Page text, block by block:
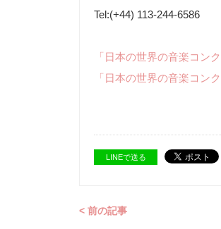
Tel:(+44) 113-244-6586
「日本の世界の音楽コン
「日本の世界の音楽コン
LINEで送る
< 前の記事